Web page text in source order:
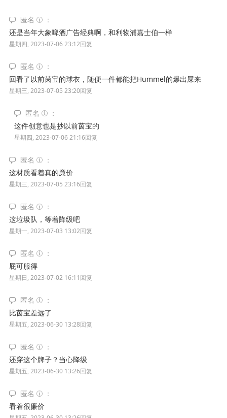
匿名
还是当年大象啤酒广告经典啊，和利物浦嘉士伯一样
星期四, 2023-07-06 23:12回复
匿名
回看了以前茵宝的球衣，随便一件都能把Hummel的爆出屎来
星期三, 2023-07-05 23:20回复
匿名
这件创意也是抄以前茵宝的
星期四, 2023-07-06 21:16回复
匿名
这材质看着真的廉价
星期三, 2023-07-05 23:16回复
匿名
这垃圾队，等着降级吧
星期一, 2023-07-03 13:02回复
匿名
屁可服得
星期日, 2023-07-02 16:11回复
匿名
比茵宝差远了
星期五, 2023-06-30 13:28回复
匿名
还穿这个牌子？当心降级
星期五, 2023-06-30 13:26回复
匿名
看着很廉价